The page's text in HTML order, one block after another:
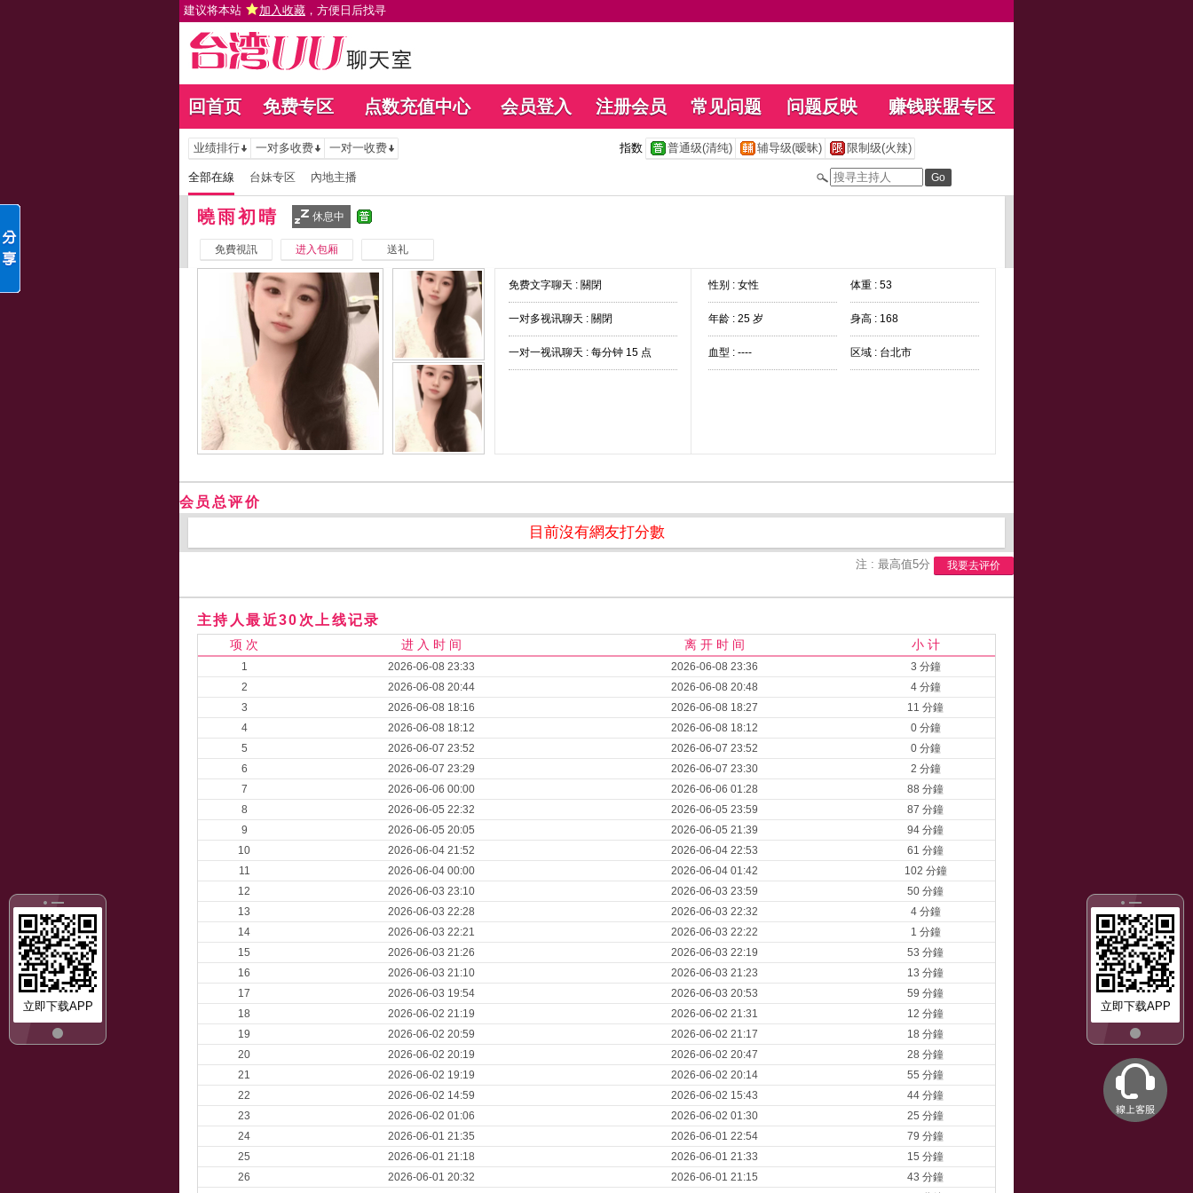
建议将本站 加入收藏 ，方便日后找寻
回首页 免费专区 点数充值中心 会员登入 注册会员 常见问题 问题反映 赚钱联盟专区
立即下载APP
立即下载APP
业绩排行 一对多收费 一对一收费 指数 普通级(清纯) 辅导级(暧昧) 限制级(火辣)
全部在線 台妹专区 內地主播
曉雨初晴 休息中
免費視訊 进入包厢 送礼
免费文字聊天 : 關閉
一对多视讯聊天 : 關閉
一对一视讯聊天 : 每分钟 15 点
性别 : 女性 体重 : 53
年龄 : 25 岁 身高 : 168
血型 : ---- 区域 : 台北市
会员总评价
目前沒有網友打分數
注 : 最高值5分 我要去评价
主持人最近30次上线记录
项 次 进 入 时 间 离 开 时 间 小 计
1 2026-06-08 23:33 2026-06-08 23:36
3 分鐘
2
2026-06-08 20:44 2026-06-08 20:48
4 分鐘
3
2026-06-08 18:16 2026-06-08 18:27
11 分鐘
4
2026-06-08 18:12 2026-06-08 18:12
0 分鐘
5
2026-06-07 23:52 2026-06-07 23:52
0 分鐘
6
2026-06-07 23:29 2026-06-07 23:30
2 分鐘
7
2026-06-06 00:00 2026-06-06 01:28
88 分鐘
8
2026-06-05 22:32 2026-06-05 23:59
87 分鐘
9
2026-06-05 20:05 2026-06-05 21:39
94 分鐘
10
2026-06-04 21:52 2026-06-04 22:53
61 分鐘
11
2026-06-04 00:00 2026-06-04 01:42
102 分鐘
12
2026-06-03 23:10 2026-06-03 23:59
50 分鐘
13
2026-06-03 22:28 2026-06-03 22:32
4 分鐘
14
2026-06-03 22:21 2026-06-03 22:22
1 分鐘
15
2026-06-03 21:26 2026-06-03 22:19
53 分鐘
16
2026-06-03 21:10 2026-06-03 21:23
13 分鐘
17
2026-06-03 19:54 2026-06-03 20:53
59 分鐘
18
2026-06-02 21:19 2026-06-02 21:31
12 分鐘
19
2026-06-02 20:59 2026-06-02 21:17
18 分鐘
20
2026-06-02 20:19 2026-06-02 20:47
28 分鐘
21
2026-06-02 19:19 2026-06-02 20:14
55 分鐘
22
2026-06-02 14:59 2026-06-02 15:43
44 分鐘
23
2026-06-02 01:06 2026-06-02 01:30
25 分鐘
24
2026-06-01 21:35 2026-06-01 22:54
79 分鐘
25
2026-06-01 21:18 2026-06-01 21:33
15 分鐘
26
2026-06-01 20:32 2026-06-01 21:15
43 分鐘